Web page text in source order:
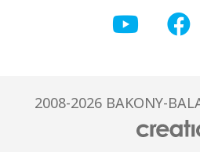
2008-2026 BAKONY-